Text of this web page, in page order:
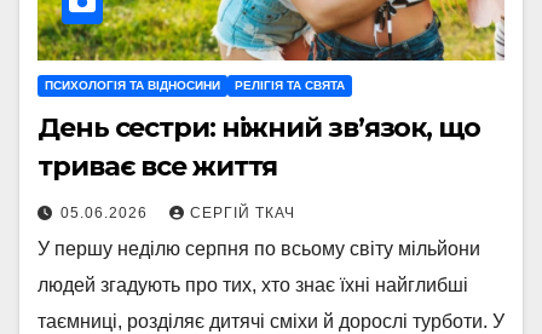
ПСИХОЛОГІЯ ТА ВІДНОСИНИ РЕЛІГІЯ ТА СВЯТА
День сестри: ніжний зв’язок, що
триває все життя
05.06.2026 СЕРГІЙ ТКАЧ
У першу неділю серпня по всьому світу мільйони
людей згадують про тих, хто знає їхні найглибші
таємниці, розділяє дитячі сміхи й дорослі турботи. У